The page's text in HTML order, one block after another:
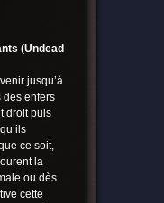
(Undead
jusqu’à
des enfers
droit puis
ce soit,
la
ou dès
cette